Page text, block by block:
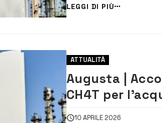
produzione di Lab (Linear
principalmen...
LEGGI DI PIÙ
ATTUALITÀ
Augusta |
CH4T per
per i siti
10 APRILE 2026